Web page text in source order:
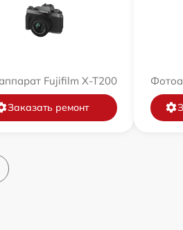
Fujifilm X-T200
Заказать ремонт